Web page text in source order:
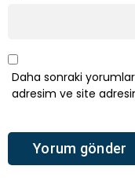
Daha sonraki
adresim ve site